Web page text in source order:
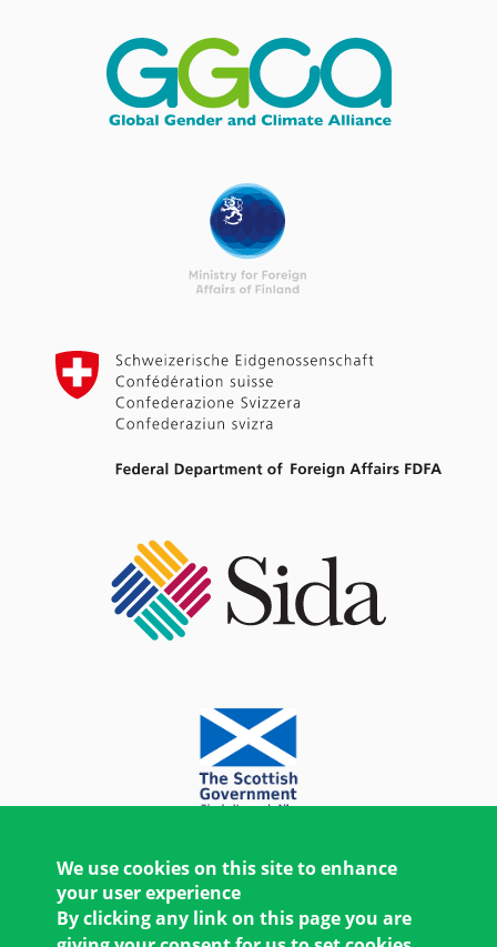
We use cookies on this site to enhance
your user experience
By clicking any link on this page you are